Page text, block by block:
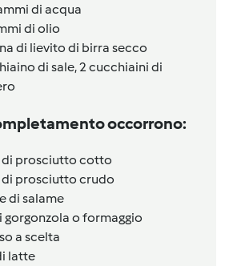
di acqua
di olio
di lievito di birra secco
di sale, 2 cucchiaini di
occorrono:
prosciutto cotto
prosciutto crudo
di salame
gorgonzola o formaggio
a scelta
latte